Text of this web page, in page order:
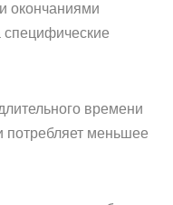
окончаниями
времени
потребляет меньшее